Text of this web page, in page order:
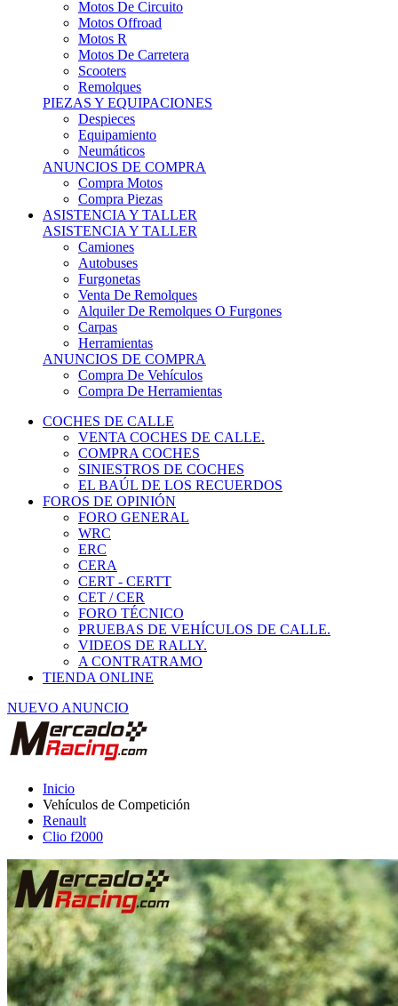
Motos R
Motos De Carretera
Scooters
Remolques
PIEZAS Y EQUIPACIONES
Despieces
Equipamiento
Neumáticos
ANUNCIOS DE COMPRA
Compra Motos
Compra Piezas
ASISTENCIA Y TALLER
ASISTENCIA Y TALLER
Camiones
Autobuses
Furgonetas
Venta De Remolques
Alquiler De Remolques O Furgones
Carpas
Herramientas
ANUNCIOS DE COMPRA
Compra De Vehículos
Compra De Herramientas
COCHES DE CALLE
VENTA COCHES DE CALLE.
COMPRA COCHES
SINIESTROS DE COCHES
EL BAÚL DE LOS RECUERDOS
FOROS DE OPINIÓN
FORO GENERAL
WRC
ERC
CERA
CERT - CERTT
CET / CER
FORO TÉCNICO
PRUEBAS DE VEHÍCULOS DE CALLE.
VIDEOS DE RALLY.
A CONTRATRAMO
TIENDA ONLINE
NUEVO ANUNCIO
Vehículos de Competición
Renault
Clio f2000